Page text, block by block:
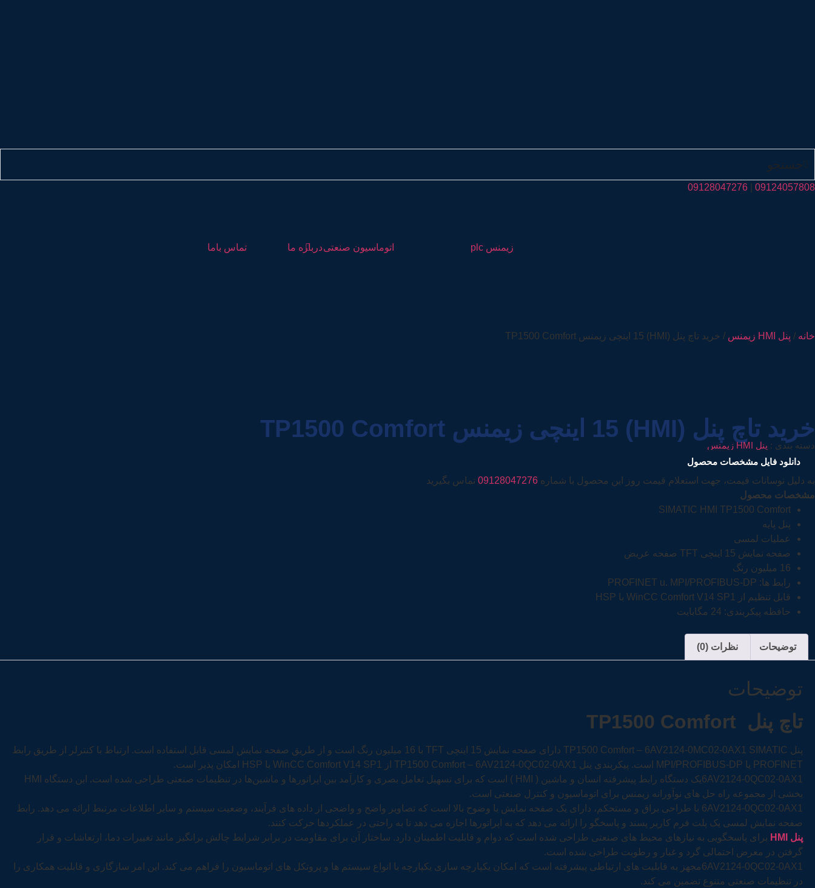
جستجو
09124057808
09128047276
زیمنس plc اتوماسیون صنعتیدرباره ما تماس باما
خانه / پنل HMI زیمنس / خرید تاچ پنل (HMI) 15 اینچی زیمنس TP1500 Comfort
خرید تاچ پنل (HMI) 15 اینچی زیمنس TP1500 Comfort
دسته بندی : پنل HMI زیمنس
دانلود فایل مشخصات محصول
به دلیل نوسانات قیمت، جهت استعلام قیمت روز این محصول با شماره 09128047276 تماس بگیرید
مشخصات محصول
SIMATIC HMI TP1500 Comfort
پنل پایه
عملیات لمسی
صفحه نمایش 15 اینچی TFT صفحه عریض
16 میلیون رنگ
رابط ها: PROFINET u. MPI/PROFIBUS-DP
قابل تنظیم از WinCC Comfort V14 SP1 با HSP
حافظه پیکربندی: 24 مگابایت
توضیحات نظرات (0)
توضیحات
تاچ پنل TP1500 Comfort
پنل TP1500 Comfort – 6AV2124-0MC02-0AX1 SIMATIC دارای صفحه نمایش 15 اینچی TFT با 16 میلیون رنگ است و از طریق صفحه نمایش لمسی قابل استفاده است. ارتباط با کنترلر از طریق رابط
PROFINET یا MPI/PROFIBUS-DP است. پیکربندی پنل TP1500 Comfort – 6AV2124-0QC02-0AX1 از WinCC Comfort V14 SP1 با HSP امکان پذیر است.
6AV2124-0QC02-0AX1یک دستگاه رابط پیشرفته انسان و ماشین ( HMI ) است که برای تسهیل تعامل بصری و کارآمد بین اپراتورها و ماشین‌ها در تنظیمات صنعتی طراحی شده است. این دستگاه HMI
بخشی از مجموعه راه حل های نوآورانه زیمنس برای اتوماسیون و کنترل صنعتی است.
6AV2124-0QC02-0AX1 با طراحی براق و مستحکم، دارای یک صفحه نمایش با وضوح بالا است که تصاویر واضح و واضحی از داده های فرآیند، وضعیت سیستم و سایر اطلاعات مرتبط ارائه می دهد. رابط
صفحه نمایش لمسی یک پلت فرم کاربر پسند و پاسخگو را ارائه می دهد که به اپراتورها اجازه می دهد تا به راحتی در عملکردها حرکت کنند.
پنل HMI
برای پاسخگویی به نیازهای محیط های صنعتی طراحی شده است که دوام و قابلیت اطمینان دارد. ساختار آن برای مقاومت در برابر شرایط چالش برانگیز مانند تغییرات دما، ارتعاشات و قرار
گرفتن در معرض احتمالی گرد و غبار و رطوبت طراحی شده است.
6AV2124-0QC02-0AX1مجهز به قابلیت های ارتباطی پیشرفته است که امکان یکپارچه سازی یکپارچه با انواع سیستم ها و پروتکل های اتوماسیون را فراهم می کند. این امر سازگاری و قابلیت همکاری را
در تنظیمات صنعتی متنوع تضمین می کند.